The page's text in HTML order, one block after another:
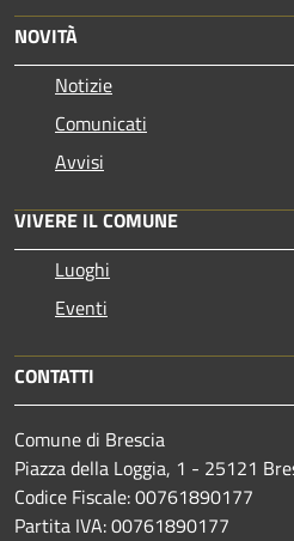
NOVITÀ
Notizie
Comunicati
Avvisi
VIVERE IL COMUNE
Luoghi
Eventi
CONTATTI
Comune di Brescia
Piazza della Loggia, 1 - 25121
Codice Fiscale: 00761890177
Partita IVA: 00761890177